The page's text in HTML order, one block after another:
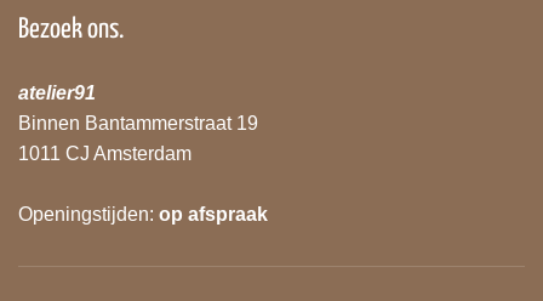
Bezoek ons.
atelier91
Binnen Bantammerstraat 19
1011 CJ Amsterdam
Openingstijden: op afspraak